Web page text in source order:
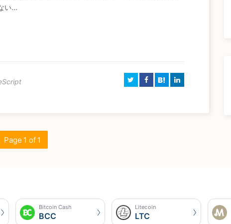
い...
B!
Page 1 of 1
Bitcoin Cash
BCC
Litecoin
LTC